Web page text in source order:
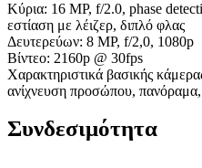
Κύρια: 16 MP, f/2.0, phase
εστίαση με λέιζερ, διπλό φλας
Δευτερεύων: 8 MP, f/2,0, 1080p
Βίντεο: 2160p @ 30fps
Χαρακτηριστικά βασικής
ανίχνευση προσώπου,
Συνδεσιμότητα